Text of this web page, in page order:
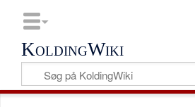
KoldingWiki